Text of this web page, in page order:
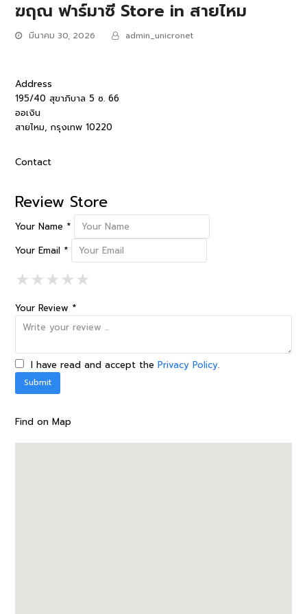
ฆฤณ ฟาร์มาซี Store in สายไหม
มีนาคม 30, 2026 admin_unicronet
Address
195/40 สุขาภิบาล 5 ซ. 66
ออเงิน
สายไหม, กรุงเทพ 10220
Contact
Review Store
Your Name *
Your Email *
★1 Star
★★2 Stars
★★★3 Stars
★★★★4 Stars
★★★★★5 Stars
Your Review *
I have read and accept thePrivacy Policy.
Find on Map